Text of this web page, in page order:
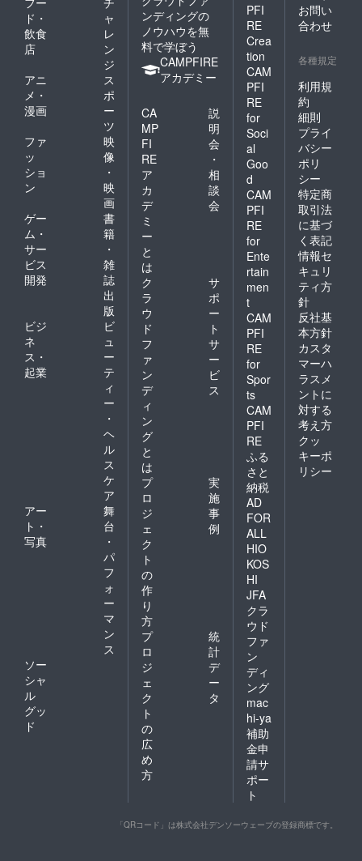
ド・
飲食
店
ャ
レ
ン
ジ
アニ
メ・
漫画
ス
ポ
ー
ツ
ファ
ッ
ショ
ン
映
像
・
映
画
ゲー
ム・
サー
ビス
開発
書
籍
・
雑
誌
出
版
ビジ
ネ
ス・
起業
ビ
ュ
ー
テ
ィ
ー
・
ヘ
ル
ス
ケ
ア
アー
ト・
写真
舞
台
・
パ
フ
ォ
ー
マ
ン
ス
ソー
シャ
ル
グッ
ド
ンディングの
ノウハウを無
料で学ぼう
CAMPFIRE
アカデミー
CA
MP
FI
RE
ア
カ
デ
ミ
ー
と
は
説
明
会
・
相
談
会
ク
ラ
ウ
ド
フ
ァ
ン
デ
ィ
ン
グ
と
は
サ
ポ
ー
ト
サ
ー
ビ
ス
プ
ロ
ジ
ェ
ク
ト
の
作
り
方
実
施
事
例
プ
ロ
ジ
ェ
ク
ト
の
広
め
方
統
計
デ
ー
タ
PFI
RE
Crea
tion
CAM
PFI
RE
for
Soci
al
Goo
d
CAM
PFI
RE
for
Ente
rtain
men
t
CAM
PFI
RE
for
Spor
ts
CAM
PFI
RE
ふる
さと
納税
AD
FOR
ALL
HIO
KOS
HI
JFA
クラ
ウド
ファ
ン
ディ
ング
mac
hi-ya
補助
金申
請サ
ポー
ト
お問い
合わせ
各種規定
利用規
約
細則
プライ
バシー
ポリ
シー
特定商
取引法
に基づ
く表記
情報セ
キュリ
ティ方
針
反社基
本方針
カスタ
マーハ
ラスメ
ントに
対する
考え方
クッ
キーポ
リシー
「QRコード」は株式会社デンソーウェーブの登録商標です。